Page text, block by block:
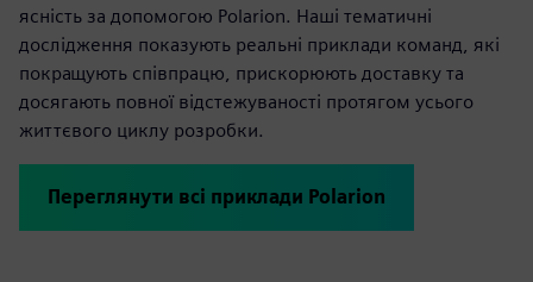
ясність за допомогою Polarion. Наші тематичні
дослідження показують реальні приклади команд, які
покращують співпрацю, прискорюють доставку та
досягають повної відстежуваності протягом усього
життєвого циклу розробки.
Переглянути всі приклади Polarion